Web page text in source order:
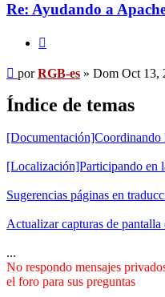
Re: Ayudando a
Mensaje
porRGB-es » Dom Oct 13,
Índice de temas
[Documentación]Coordinando
[Localización]Participando en
Sugerencias páginas en
Actualizar capturas de
...
No respondo mensajes
el foro para sus preguntas